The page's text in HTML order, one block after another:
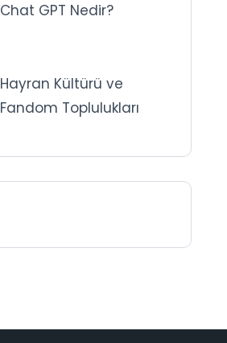
Chat GPT Nedir?
Hayran Kültürü ve
Fandom Toplulukları